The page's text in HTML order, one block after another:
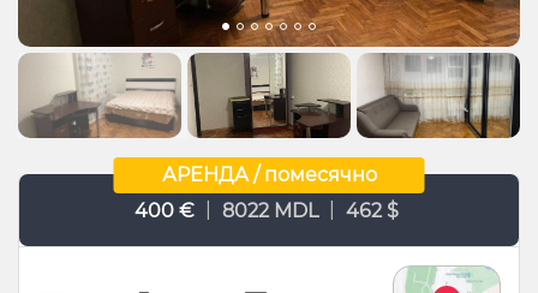
АРЕНДА / помесячно
400 €
8022 MDL 462 $